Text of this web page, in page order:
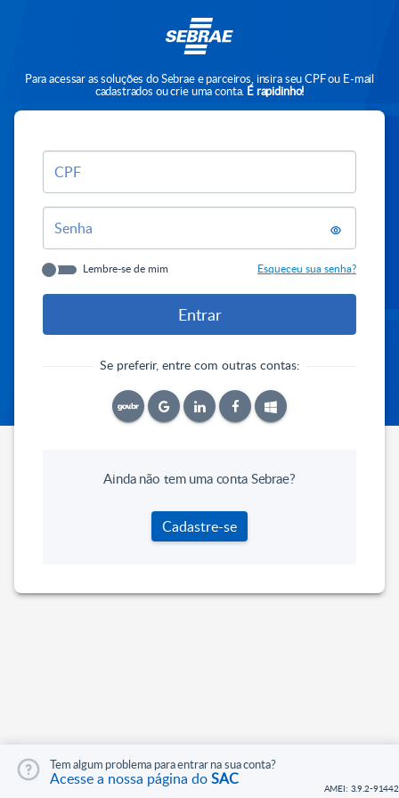
Para acessar as soluções do Sebrae e parceiros, insira seu CPF ou E-mail
cadastrados ou crie uma conta. É rapidinho!
CPF
Senha
Lembre-se de mim Esqueceu sua senha?
Se preferir, entre com outras contas:
Tem algum problema para entrar na sua conta?
Acesse a nossa página doSAC
Ainda não tem uma conta Sebrae?
Cadastre-se
AMEI: 3.9.2-91442